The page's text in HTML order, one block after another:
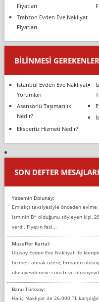
Fiyatları
Trabzon Evden Eve Nakliyat
Fiyatları
BILINMESI GEREKENLER
İstanbul Evden Eve Nakliyat
Yorumları
Asansörlü Taşımacılık
Nedir?
Ekspertiz Hizmeti Nedir?
SON DEFTER MESAJLARI
Yasemin Dolunay:
Emlakçı tavsiyesiyle önceden
isminin B* olduğunu söyleyen kişi,
verdi. Fiyatın fazl...
Muzaffer Kartal:
Ulusoy Evden Eve Nakliyat ile
hizmeti almak üzere, firmanın
ulusoyevdeneve.com.tr ve
Banu Türksoy:
Haliç Nakliyat ile 26.000 TL